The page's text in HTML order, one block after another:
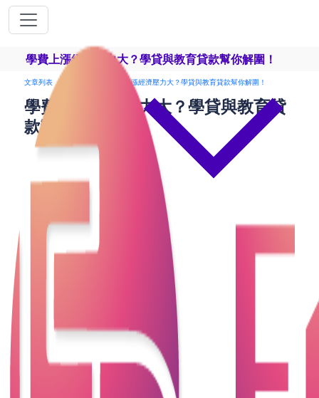
文章列表 學費上漲經濟壓力大？學貸與教育貸款幫你解圍！
學費上漲經濟壓力大？學貸與教育貸
款幫你解圍！
隨著香港的教育費用持續上漲，許多家庭面臨著前所
未有的財務壓力。無論是幼兒教育、小學、中學還是
大學，學費的負擔逐漸加重，讓許多家長感到焦慮。
在這樣的情況下，學貸和教育貸款成為許多家庭解決
資金問題的有效選擇。這些貸款不僅能緩解短期的財
務壓力，還能幫助學生實現他們的教育夢想。本文將
深入探討學貸與教育貸款的特點、優勢及注意事項，
幫助家庭更好地管理教育開支。
1. 政府資助的學貸計劃：香港政府提供的學生資助計
劃，為合資格的學生提供低息或免息的學貸，幫助他
們支付學費及生活費。
2. 銀行及金融機構的教育貸款：許多銀行和金融機構
提供專門針對教育支出的貸款，利率和還款條件相對
學費上漲經濟壓力大？學貸與教育貸款幫你解圍！